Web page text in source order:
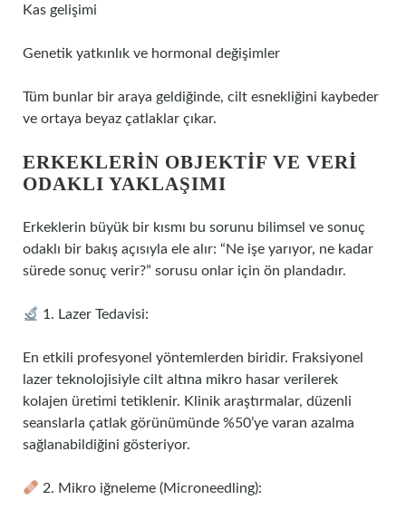
Kas gelişimi
Genetik yatkınlık ve hormonal değişimler
Tüm bunlar bir araya geldiğinde, cilt esnekliğini kaybeder
ve ortaya beyaz çatlaklar çıkar.
ERKEKLERIN OBJEKTIF VE VERI
ODAKLI YAKLAŞIMI
Erkeklerin büyük bir kısmı bu sorunu bilimsel ve sonuç
odaklı bir bakış açısıyla ele alır: “Ne işe yarıyor, ne kadar
sürede sonuç verir?” sorusu onlar için ön plandadır.
1. Lazer Tedavisi:
En etkili profesyonel yöntemlerden biridir. Fraksiyonel
lazer teknolojisiyle cilt altına mikro hasar verilerek
kolajen üretimi tetiklenir. Klinik araştırmalar, düzenli
seanslarla çatlak görünümünde %50’ye varan azalma
sağlanabildiğini gösteriyor.
2. Mikro iğneleme (Microneedling):